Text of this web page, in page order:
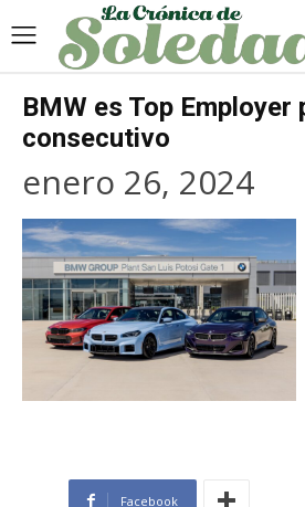
BMW es Top
consecutivo
enero 26, 2024
Facebook